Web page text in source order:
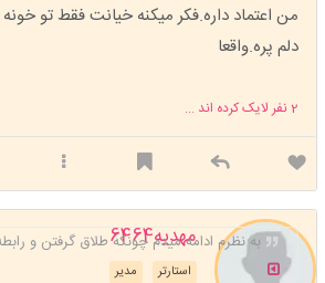
من اعتماد داره.فکر میکنه خیانت فقط تو
دلم پره.واقعا
2نفر لایک کرده اند ...
مهدیه6464
مدیر استارتر
به نظرم ادامه میدم چونکه طلاق گرفتن و